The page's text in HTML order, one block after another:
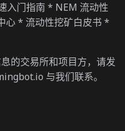
入门指南 * NEM 流动性
* 流动性挖矿白皮书 *
的交易所和项目方，请发
与我们联系。